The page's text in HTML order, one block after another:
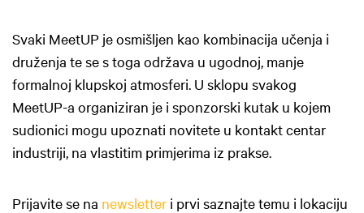
Svaki MeetUP je osmišljen kao kombinacija učenja i
druženja te se s toga održava u ugodnoj, manje
formalnoj klupskoj atmosferi. U sklopu svakog
MeetUP-a organiziran je i sponzorski kutak u kojem
sudionici mogu upoznati novitete u kontakt centar
industriji, na vlastitim primjerima iz prakse.
Prijavite se na newsletter i prvi saznajte temu i lokaciju